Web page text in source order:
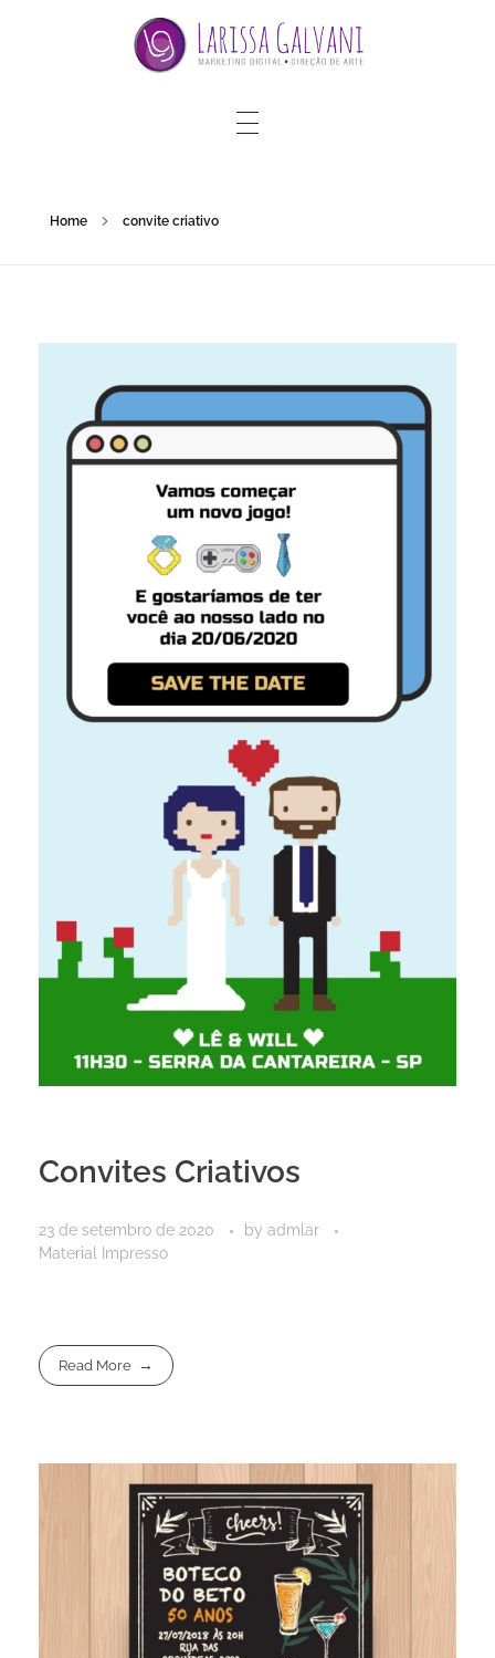
Home convite criativo
Convites Criativos
23 de setembro de 2020 by admlar
Material Impresso
Read More